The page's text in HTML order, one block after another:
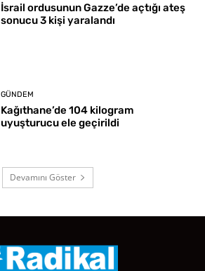
İsrail ordusunun Gazze’de açtığı ateş
sonucu 3 kişi yaralandı
GÜNDEM
Kağıthane’de 104 kilogram
uyuşturucu ele geçirildi
Devamını Göster